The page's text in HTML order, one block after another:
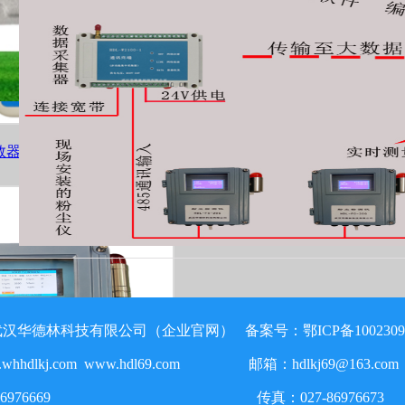
器
华德林科技有限公司（企业官网） 备案号： 鄂ICP备
www.hdl69.com 邮箱：hdlkj69@163.com
86976669 传真：027-86976673